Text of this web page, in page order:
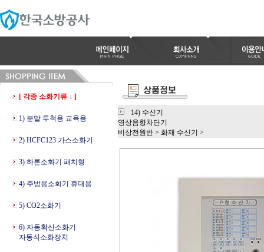
[ 각종 소화기류 ↓ ]
1) 분말 투척용 교육용
2) HCFC123 가스소화기
3) 하론소화기 패치형
4) 주방용소화기 휴대용
5) CO2소화기
6) 자동확산소화기
자동식소화장치
14) 수신기
영상음향차단기
비상전원반 > 화재 수신기 >